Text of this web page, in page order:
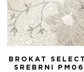
BROKAT
SREBRNI